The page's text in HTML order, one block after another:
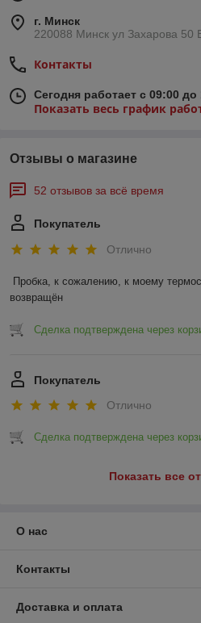
г. Минск
220088 Минск ул Захарова 50
Контакты
Сегодня работает с 09:00 до
Показать весь график
Отзывы о магазине
52 отзывов за всё время
Покупатель
Отлично
Пробка, к сожалению, к моему
возвращён
Сделка подтверждена через
Покупатель
Отлично
Сделка подтверждена через
Показать все
О нас
Контакты
Доставка и оплата